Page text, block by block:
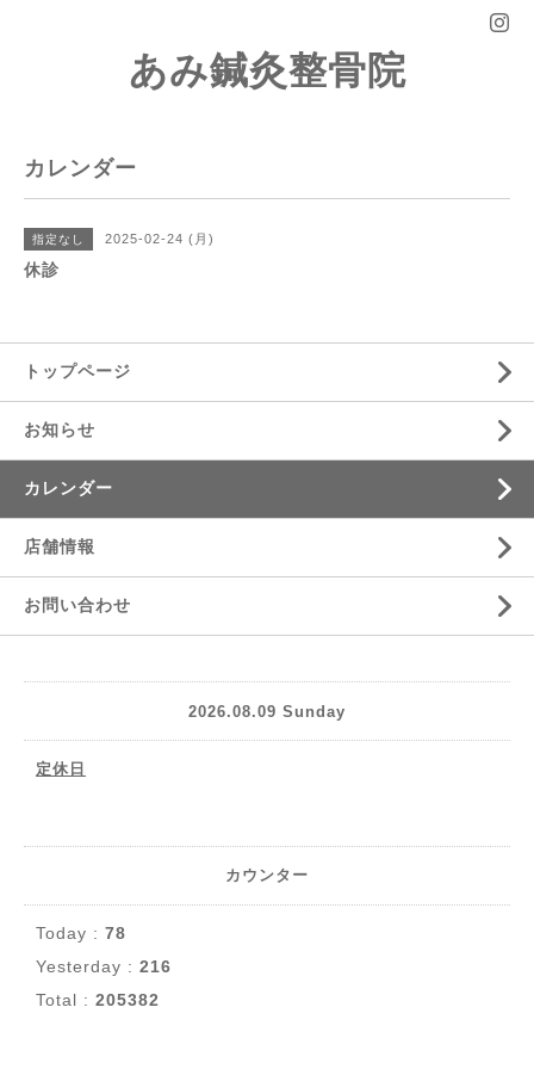
あみ鍼灸整骨院
カレンダー
指定なし 2025-02-24 (月)
休診
トップページ
お知らせ
カレンダー
店舗情報
お問い合わせ
2026.08.09 Sunday
定休日
カウンター
Today : 78
Yesterday : 216
Total : 205382